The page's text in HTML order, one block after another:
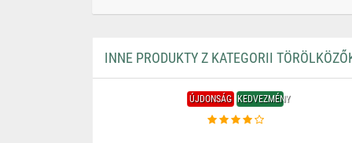
INNE PRODUKTY Z KATEGORII
ÚJDONSÁG KEDVEZMÉNY